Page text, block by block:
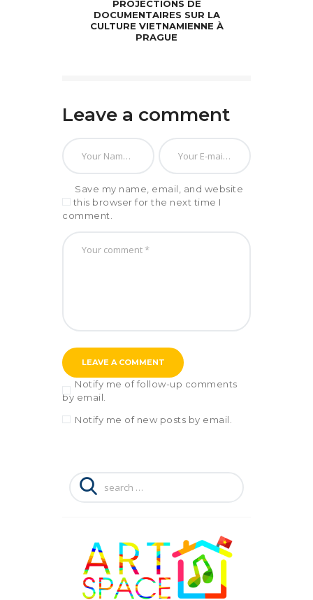
PROJECTIONS DE
DOCUMENTAIRES SUR LA
CULTURE VIETNAMIENNE À
PRAGUE
Leave a comment
Save my name, email, and website
in this browser for the next time I
comment.
Notify me of follow-up comments
by email.
Notify me of new posts by email.
Search
for: